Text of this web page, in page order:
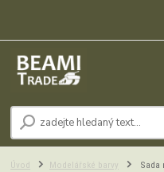
Úvod Modelářské barvy
Sada